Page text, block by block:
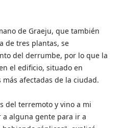
de Graeju, que también
de tres plantas, se
del derrumbe, por lo que la
el edificio, situado en
afectadas de la ciudad.
del terremoto y vino a mi
alguna gente para ir a